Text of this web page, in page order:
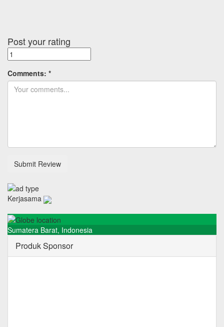
Post your rating
Comments: *
Kerjasama
Sumatera Barat, Indonesia
Produk Sponsor